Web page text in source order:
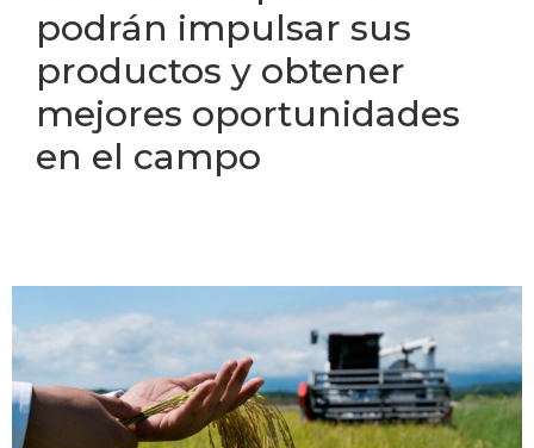
podrán impulsar sus
productos y obtener
mejores oportunidades
en el campo